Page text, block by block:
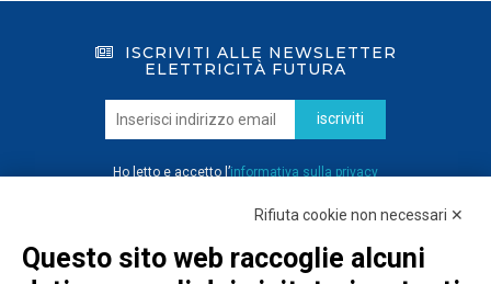
ISCRIVITI ALLE NEWSLETTER
ELETTRICITÀ FUTURA
iscriviti
Ho letto e accetto l’informativa sulla privacy
Rifiuta cookie non necessari ✕
Questo sito web raccoglie alcuni